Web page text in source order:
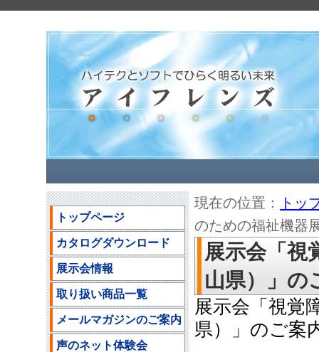
現在の位置：
トッ
のための福祉機器
展示会「視
山県）」の
展示会「視覚
県）」のご案
トップページ
カタログダウンロード
展示会情報
取り扱い商品一覧
メールマガジンのご案内
声のネット体験会